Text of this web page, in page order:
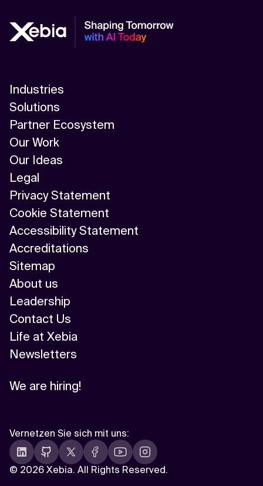
Industries
Solutions
Partner Ecosystem
Our Work
Our Ideas
Legal
Privacy Statement
Cookie Statement
Accessibility Statement
Accreditations
Sitemap
About us
Leadership
Contact Us
Life at Xebia
Newsletters
We are hiring!
© 2026 Xebia. All Rights Reserved.
Vernetzen Sie sich mit uns: